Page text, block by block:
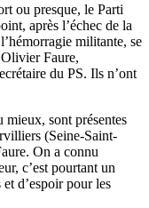
ou presque, le Parti
après l’échec de la
militante, se
Olivier Faure,
du PS. Ils n’ont
mieux, sont présentes
(Seine-Saint-
On a connu
c’est pourtant un
d’espoir pour les